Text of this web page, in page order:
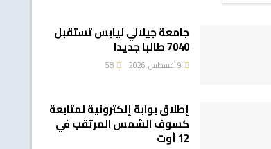
جامعة جيلالي ليابس تستقبل
7040 طالبا جديدا
إطلاق بوابة إلكترونية لمتابعة
كسوف الشمس المرتقب في
12 أوت